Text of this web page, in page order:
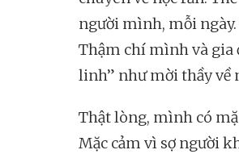
người mình, mỗi ngày.
Thậm chí mình và gia
linh” như mời thầy về
Thật lòng, mình có
Mặc cảm vì sợ người